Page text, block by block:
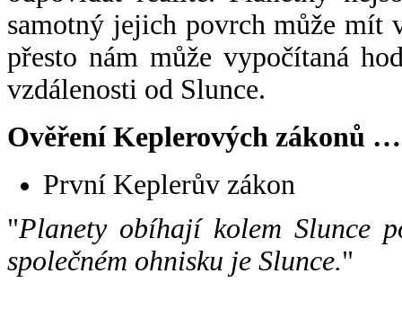
samotný jejich povrch může mít
přesto nám může vypočítaná
vzdálenosti od Slunce.
Ověření Keplerových zákonů …
První Keplerův zákon
"Planety obíhají kolem Slunce
společném ohnisku je Slunce."